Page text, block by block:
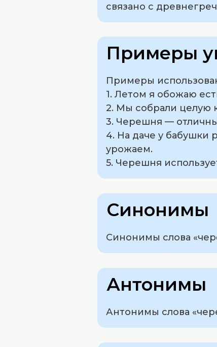
связано с
Примеры
Примеры
1. Летом я обожаю
2. Мы собрали целую
3. Черешня —
4. На даче у бабушки
урожаем.
5. Черешня
Синонимы
Синонимы слова
Антонимы
Антонимы слова